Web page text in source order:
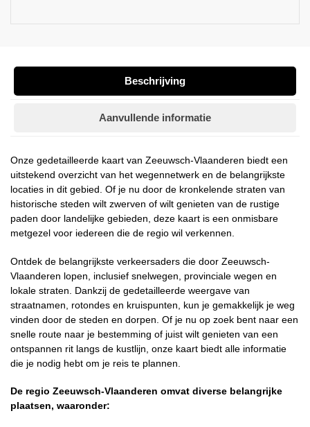
Beschrijving
Aanvullende informatie
Onze gedetailleerde kaart van Zeeuwsch-Vlaanderen biedt een
uitstekend overzicht van het wegennetwerk en de belangrijkste
locaties in dit gebied. Of je nu door de kronkelende straten van
historische steden wilt zwerven of wilt genieten van de rustige
paden door landelijke gebieden, deze kaart is een onmisbare
metgezel voor iedereen die de regio wil verkennen.
Ontdek de belangrijkste verkeersaders die door Zeeuwsch-
Vlaanderen lopen, inclusief snelwegen, provinciale wegen en
lokale straten. Dankzij de gedetailleerde weergave van
straatnamen, rotondes en kruispunten, kun je gemakkelijk je weg
vinden door de steden en dorpen. Of je nu op zoek bent naar een
snelle route naar je bestemming of juist wilt genieten van een
ontspannen rit langs de kustlijn, onze kaart biedt alle informatie
die je nodig hebt om je reis te plannen.
De regio Zeeuwsch-Vlaanderen omvat diverse belangrijke
plaatsen, waaronder: